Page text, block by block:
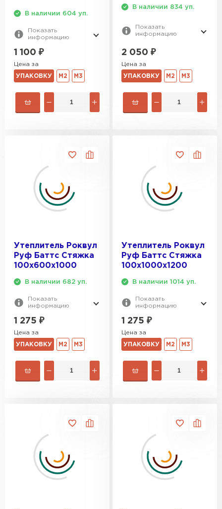
В наличии 604 уп.
Показать
информацию
1 100 ₽
Цена за
УПАКОВКУ М2 М3
В наличии 834 уп.
Показать
информацию
2 050 ₽
Цена за
УПАКОВКУ М2 М3
Утеплитель Роквул
Руф Баттс Стяжка
100х600х1000
В наличии 682 уп.
Показать
информацию
1 275 ₽
Цена за
УПАКОВКУ М2 М3
Утеплитель Роквул
Руф Баттс Стяжка
100х1000х1200
В наличии 1014 уп.
Показать
информацию
1 275 ₽
Цена за
УПАКОВКУ М2 М3